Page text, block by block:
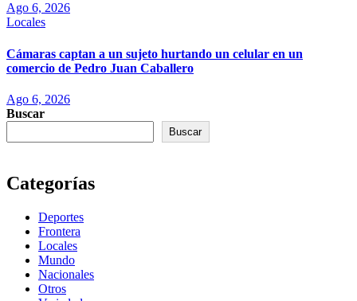
Ago 6, 2026
Locales
Cámaras captan a un sujeto hurtando un celular en un
comercio de Pedro Juan Caballero
Ago 6, 2026
Buscar
Buscar
Categorías
Deportes
Frontera
Locales
Mundo
Nacionales
Otros